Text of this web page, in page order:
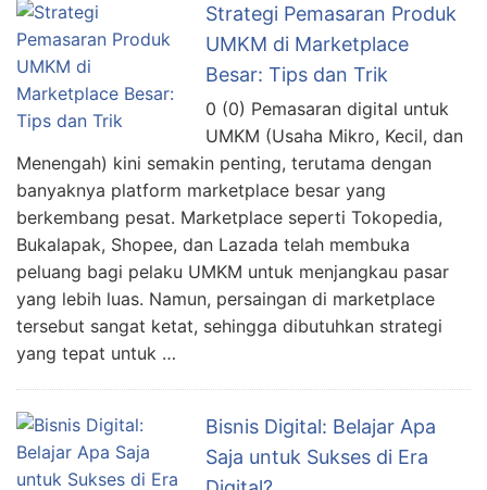
Strategi Pemasaran Produk
UMKM di Marketplace
Besar: Tips dan Trik
0 (0) Pemasaran digital untuk
UMKM (Usaha Mikro, Kecil, dan
Menengah) kini semakin penting, terutama dengan
banyaknya platform marketplace besar yang
berkembang pesat. Marketplace seperti Tokopedia,
Bukalapak, Shopee, dan Lazada telah membuka
peluang bagi pelaku UMKM untuk menjangkau pasar
yang lebih luas. Namun, persaingan di marketplace
tersebut sangat ketat, sehingga dibutuhkan strategi
yang tepat untuk …
Bisnis Digital: Belajar Apa
Saja untuk Sukses di Era